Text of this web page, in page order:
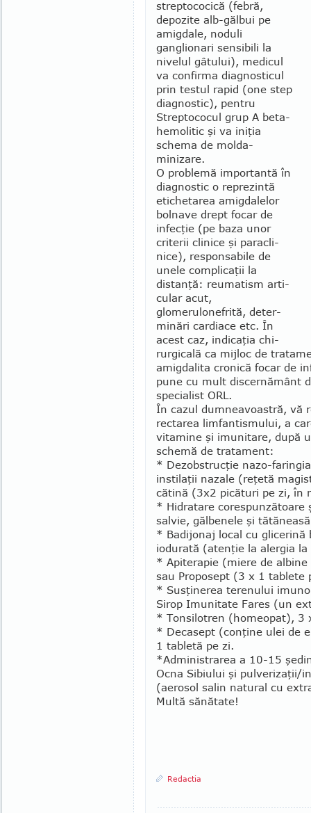
streptococică (febră,
depozite alb-găl­bui pe
amigdale, noduli
ganglionari sensibili la
nivelul gâtului), medicul
va confirma diagnos­ticul
prin testul rapid (one step
diagnostic), pen­tru
Streptococul grup A beta-
hemo­litic şi va iniţia
schema de mol­da­
minizare.
O problemă importantă în
diag­nostic o re­prezintă
etichetarea amig­dalelor
bolnave drept focar de
infecţie (pe baza unor
criterii cli­nice şi paracli­
nice), responsabile de
unele com­plicaţii la
distanţă: reu­matism arti­
cular acut,
glomerulonefrită, deter­
minări cardiace etc. În
acest caz, indicaţia chi­
rurgicală ca mijloc de
amigdalita cronică focar de
pune cu mult dis­cer­nământ
specialist ORL.
În cazul dumneavoastră, vă
rectarea limfantismului, a
vitamine şi imunitare, după
schemă de tra­tament:
* Dezobstrucţie nazo-
instilaţii nazale (reţetă
cătină (3x2 picături pe zi, în
* Hidratare
salvie, gălbenele şi
* Badijonaj local cu glicerină
iodurată (atenţie la alergia
* Apiterapie (mie­re de
sau Proposept (3 x 1 ta­blete
* Susţinerea te­renului
Sirop Imu­nitate Fares (un
* Tonsilotren (ho­­meopat), 3
* Decasept (con­ţine ulei de
1 tabletă pe zi.
*Administrarea a 10-15
Ocna Sibiului şi pulve­riza­ţii/
(ae­rosol salin natural cu
Multă sănătate!
Redactia